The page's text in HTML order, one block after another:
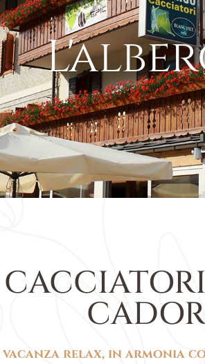
relax, in armonia